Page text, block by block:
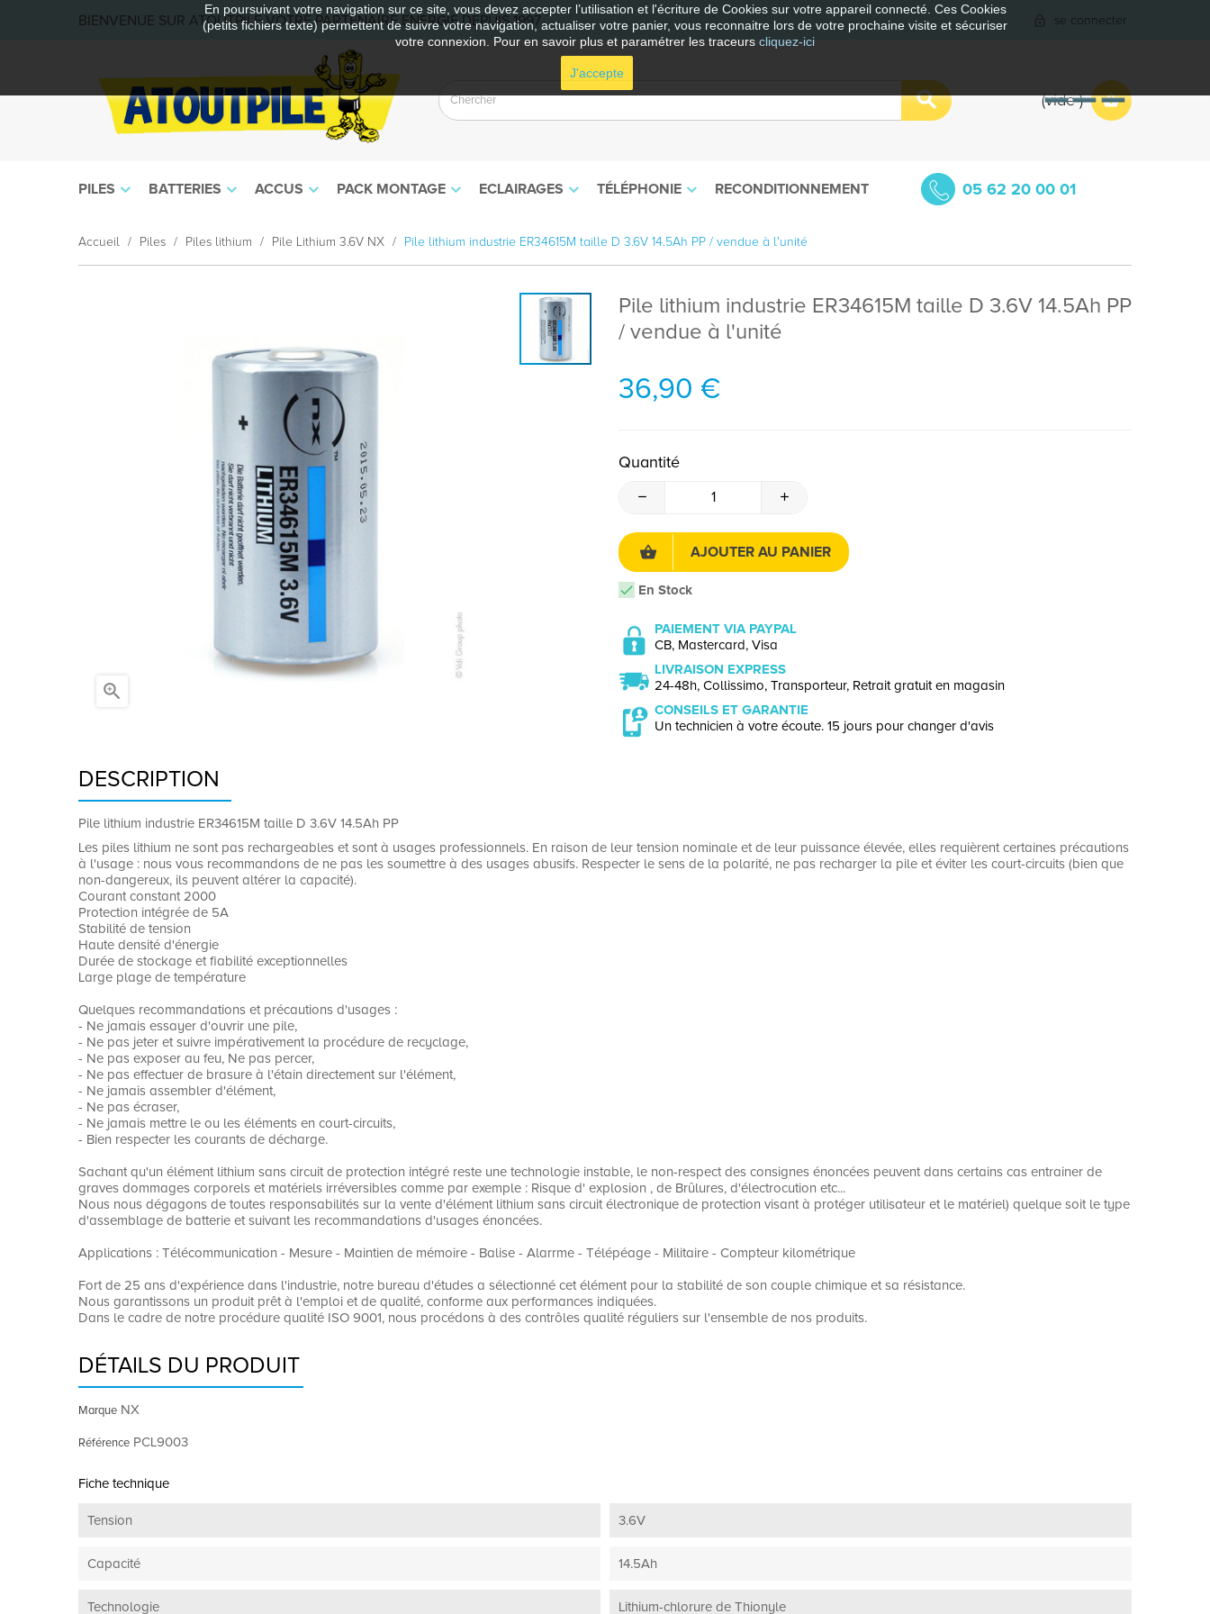
En poursuivant votre navigation sur ce site, vous devez accepter l’utilisation et l'écriture de Cookies sur votre appareil connecté. Ces Cookies
(petits fichiers texte) permettent de suivre votre navigation, actualiser votre panier, vous reconnaitre lors de votre prochaine visite et sécuriser
votre connexion. Pour en savoir plus et paramétrer les traceurs cliquez-ici
J'accepte
BIENVENUE SUR ATOUTPILE VOTRE PARTENAIRE ENERGIE DEPUIS 1997 se connecter
vide
PILES BATTERIES ACCUS PACK MONTAGE ECLAIRAGES TÉLÉPHONIE RECONDITIONNEMENT 05 62 20 00 01
Accueil Piles Piles lithium Pile Lithium 3.6V NX Pile lithium industrie ER34615M taille D 3.6V 14.5Ah PP / vendue à l'unité

Pile lithium industrie ER34615M taille D 3.6V 14.5Ah PP
/ vendue à l'unité
36,90 €
Quantité
AJOUTER AU PANIER
En Stock
PAIEMENT VIA PAYPAL
CB, Mastercard, Visa
LIVRAISON EXPRESS
24-48h, Collissimo, Transporteur, Retrait gratuit en magasin
CONSEILS ET GARANTIE
Un technicien à votre écoute. 15 jours pour changer d'avis
DESCRIPTION
Pile lithium industrie ER34615M taille D 3.6V 14.5Ah PP
Les piles lithium ne sont pas rechargeables et sont à usages professionnels. En raison de leur tension nominale et de leur puissance élevée, elles requièrent certaines précautions
à l'usage : nous vous recommandons de ne pas les soumettre à des usages abusifs. Respecter le sens de la polarité, ne pas recharger la pile et éviter les court-circuits (bien que
non-dangereux, ils peuvent altérer la capacité).
Courant constant 2000
Protection intégrée de 5A
Stabilité de tension
Haute densité d'énergie
Durée de stockage et fiabilité exceptionnelles
Large plage de température
Quelques recommandations et précautions d'usages :
- Ne jamais essayer d'ouvrir une pile,
- Ne pas jeter et suivre impérativement la procédure de recyclage,
- Ne pas exposer au feu, Ne pas percer,
- Ne pas effectuer de brasure à l'étain directement sur l'élément,
- Ne jamais assembler d'élément,
- Ne pas écraser,
- Ne jamais mettre le ou les éléments en court-circuits,
- Bien respecter les courants de décharge.
Sachant qu'un élément lithium sans circuit de protection intégré reste une technologie instable, le non-respect des consignes énoncées peuvent dans certains cas entrainer de
graves dommages corporels et matériels irréversibles comme par exemple : Risque d' explosion , de Brûlures, d'électrocution etc...
Nous nous dégagons de toutes responsabilités sur la vente d'élément lithium sans circuit électronique de protection visant à protéger utilisateur et le matériel) quelque soit le type
d'assemblage de batterie et suivant les recommandations d'usages énoncées.
Applications : Télécommunication - Mesure - Maintien de mémoire - Balise - Alarrme - Télépéage - Militaire - Compteur kilométrique
Fort de 25 ans d'expérience dans l'industrie, notre bureau d'études a sélectionné cet élément pour la stabilité de son couple chimique et sa résistance.
Nous garantissons un produit prêt à l'emploi et de qualité, conforme aux performances indiquées.
Dans le cadre de notre procédure qualité ISO 9001, nous procédons à des contrôles qualité réguliers sur l'ensemble de nos produits.
DÉTAILS DU PRODUIT
Marque NX
Référence PCL9003
Fiche technique
Tension 3.6V
Capacité 14.5Ah
Technologie Lithium-chlorure de Thionyle